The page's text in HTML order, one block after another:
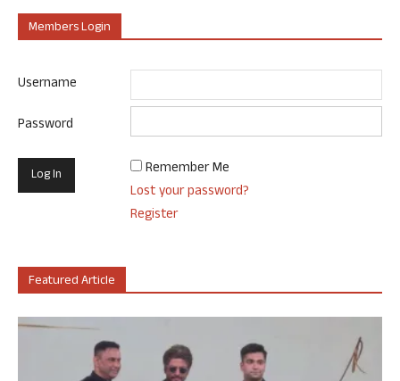
Members Login
Username
Password
Remember Me
Lost your password?
Register
Featured Article